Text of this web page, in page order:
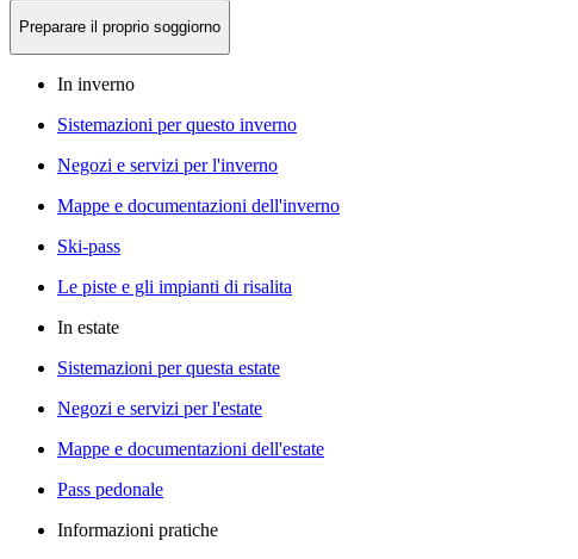
Preparare il proprio soggiorno
In inverno
Sistemazioni per questo inverno
Negozi e servizi per l'inverno
Mappe e documentazioni dell'inverno
Ski-pass
Le piste e gli impianti di risalita
In estate
Sistemazioni per questa estate
Negozi e servizi per l'estate
Mappe e documentazioni dell'estate
Pass pedonale
Informazioni pratiche